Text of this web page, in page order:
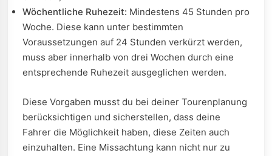
Wöchentliche Ruhezeit: Mindestens 45 Stunden pro
Woche. Diese kann unter bestimmten
Voraussetzungen auf 24 Stunden verkürzt werden,
muss aber innerhalb von drei Wochen durch eine
entsprechende Ruhezeit ausgeglichen werden.
Diese Vorgaben musst du bei deiner Tourenplanung
berücksichtigen und sicherstellen, dass deine
Fahrer die Möglichkeit haben, diese Zeiten auch
einzuhalten. Eine Missachtung kann nicht nur zu